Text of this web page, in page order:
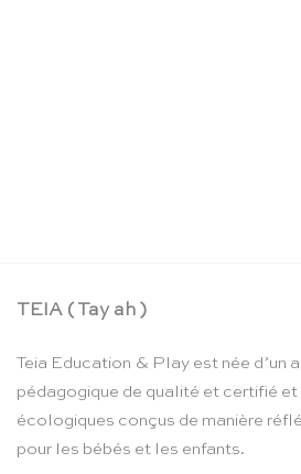
TEIA ( Tay ah )
Teia Education & Play est née d’un
pédagogique de qualité et certifié et
écologiques conçus de manière
pour les bébés et les enfants.